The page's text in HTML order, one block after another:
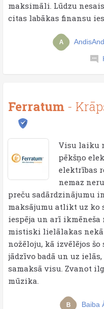
maksimāli. Lūdzu
citas labākas finansu
A
Ferratum -
Visu laiku
pēkšņo
elektrības
nemaz
preču sadārdzinājumu
maksājumu atlikt uz ko
iespēja un arī ikmēneša
mistiski lielālakas nekā
nožēloju, kā izvēlējos
jādzīvo badā un uz
samaksā visu. Zvanot
mūzika.
B Baiba